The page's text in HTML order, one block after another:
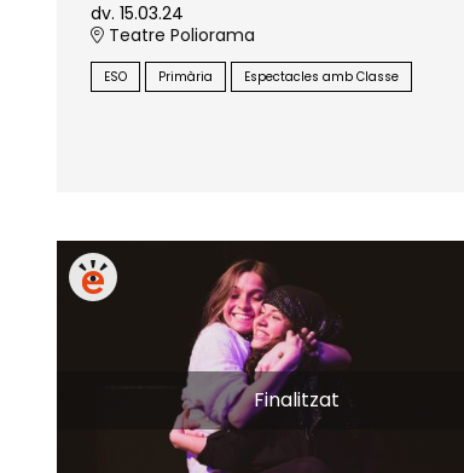
dv. 15.03.24
Teatre Poliorama
ESO Primària Espectacles amb Classe
Finalitzat